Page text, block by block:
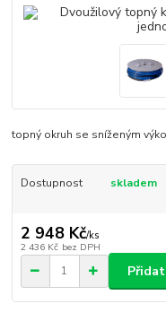
topný okruh se sníženým
Dostupnost skladem
2 948 Kč/ks
2 436 Kč bez DPH